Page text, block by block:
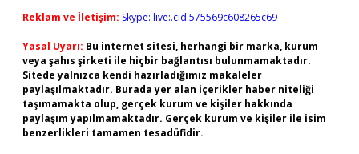
Reklam ve İletişim: Skype: live:.cid.575569c608265c69
Yasal Uyarı: Bu internet sitesi, herhangi bir marka, kurum
veya şahıs şirketi ile hiçbir bağlantısı bulunmamaktadır.
Sitede yalnızca kendi hazırladığımız makaleler
paylaşılmaktadır. Burada yer alan içerikler haber niteliği
taşımamakta olup, gerçek kurum ve kişiler hakkında
paylaşım yapılmamaktadır. Gerçek kurum ve kişiler ile isim
benzerlikleri tamamen tesadüfidir.